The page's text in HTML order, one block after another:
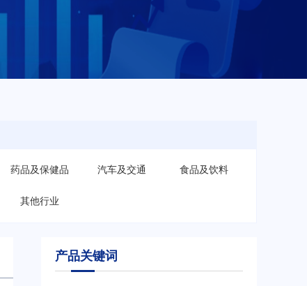
药品及保健品 汽车及交通 食品及饮料
其他行业
产品关键词